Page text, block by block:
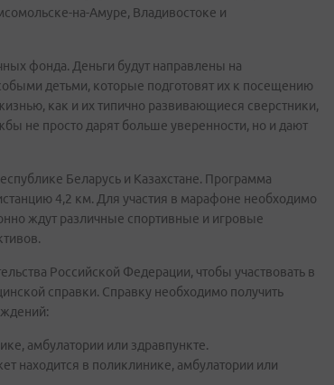
на-Амуре, Владивостоке и
фонда. Деньги будут направлены на
детьми, которые подготовят их к посещению
как и их типично развивающиеся сверстники,
не просто дарят больше уверенности, но и дают
Беларусь и Казахстане. Программа
4,2 км. Для участия в марафоне необходимо
ждут различные спортивные и игровые
Российской Федерации, чтобы участвовать в
справки. Справку необходимо получить
амбулатории или здравпункте.
находится в поликлинике, амбулатории или